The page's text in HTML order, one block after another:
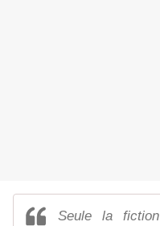
Seule la